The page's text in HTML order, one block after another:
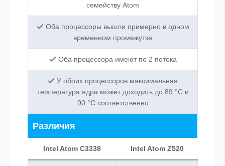
семейству Atom
Оба процессоры вышли примерно в одном
временном промежутке
Оба процессора имеют по 2 потока
У обоих процессоров максимальная
температура ядра может доходить до 89 °C и
90 °C соответственно
Различия
Intel Atom C3338 Intel Atom Z520